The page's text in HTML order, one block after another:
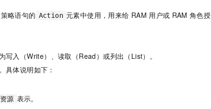
略语句的 Action 元素中使用，用来给 RAM 用户或 RAM 角色授
入（Write）、读取（Read）或列出（List）。
具体说明如下：
源 表示。
用1%尺寸在特定领域达到大模型90%以上效果